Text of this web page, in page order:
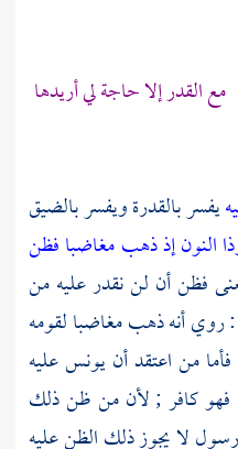
مع القدر إلا حاجة لي أريدها
يفسر بالقدرة ويفسر بالضيق
النون إذ ذهب مغاضبا فظن
فظن أن لن نقدر عليه من
: روي أنه ذهب مغاضبا لقومه
من اعتقد أنيونسعليه
فهو كافر ; لأن من ظن ذلك
لا يجوز ذلك الظن عليه